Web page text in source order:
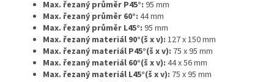
Max. řezaný průměr P45°: 95 mm
Max. řezaný průměr 60°: 44 mm
Max. řezaný průměr L45°: 95 mm
Max. řezaný materiál 90°(š x v): 127 x 150 mm
Max. řezaný materiál P45°(š x v): 75 x 95 mm
Max. řezaný materiál 60°(š x v): 44 x 56 mm
Max. řezaný materiál L45°(š x v): 75 x 95 mm